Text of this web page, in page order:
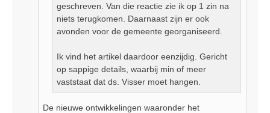
geschreven. Van die reactie zie ik op 1 zin na
niets terugkomen. Daarnaast zijn er ook
avonden voor de gemeente georganiseerd.
Ik vind het artikel daardoor eenzijdig. Gericht
op sappige details, waarbij min of meer
vaststaat dat ds. Visser moet hangen.
De nieuwe ontwikkelingen waaronder het